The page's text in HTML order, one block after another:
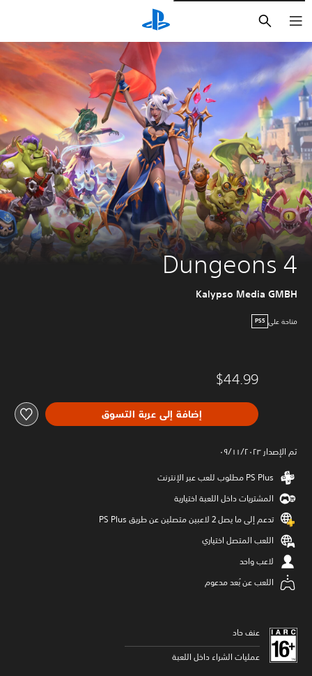
Dungeons 4
Kalypso Media GMBH
متاحة على PS5
$44.99
إضافة إلى عربة التسوق
تم الإصدار ٠٩/١١/٢٠٢٣
المشتريات داخل اللعبة اختيارية
تدعم إلى ما يصل 2 لاعبين متصلين عن طريق PS Plus‏
اللعب المتصل اختياري
لاعب واحد
اللعب عن بُعد مدعوم
عنف حاد
عمليات الشراء داخل اللعبة